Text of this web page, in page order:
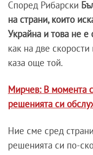
Според Рибарски
на страни, които
Украйна и това не е
как на две скорости
каза още той.
Мирчев: В момента
решенията си
Ние сме сред
решенията си по-